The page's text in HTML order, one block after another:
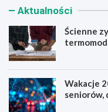
Aktualności
Ścienne
Wakacje
seniorów,